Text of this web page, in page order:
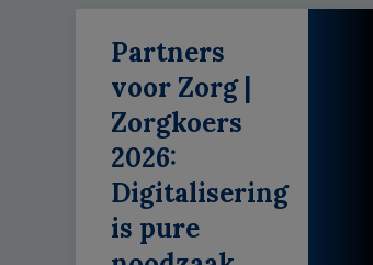
Partners
voor Zorg |
Zorgkoers
2026:
Digitalisering
is pure